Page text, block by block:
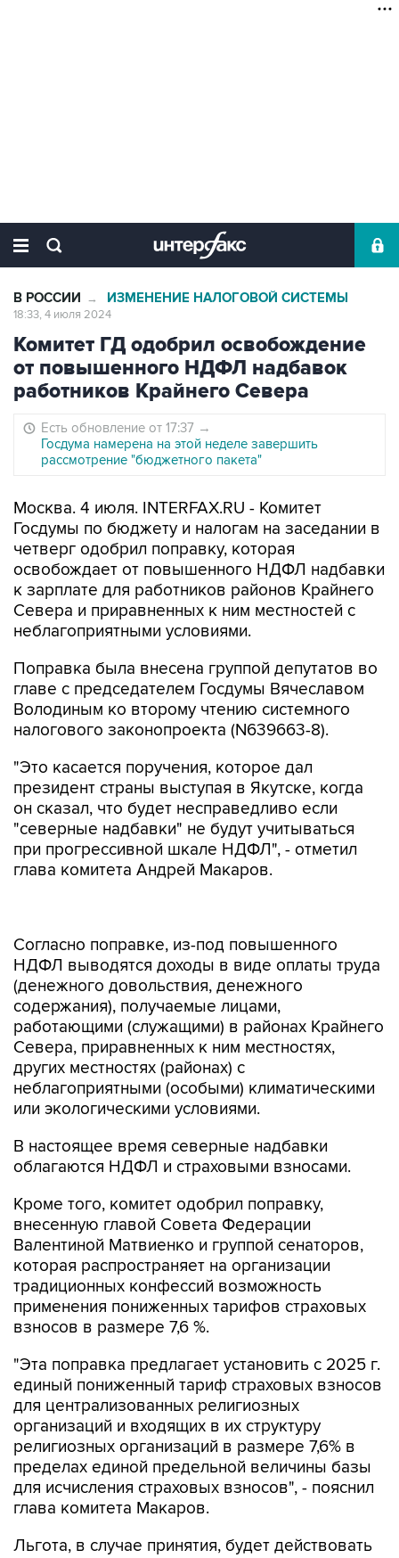
В РОССИИ → ИЗМЕНЕНИЕ НАЛОГОВОЙ СИСТЕМЫ
18:33, 4 июля 2024
Комитет ГД одобрил освобождение
от повышенного НДФЛ надбавок
работников Крайнего Севера
Есть обновление от 17:37 →
Госдума намерена на этой неделе завершить
рассмотрение "бюджетного пакета"
Москва. 4 июля. INTERFAX.RU - Комитет
Госдумы по бюджету и налогам на заседании в
четверг одобрил поправку, которая
освобождает от повышенного НДФЛ надбавки
к зарплате для работников районов Крайнего
Севера и приравненных к ним местностей с
неблагоприятными условиями.
Поправка была внесена группой депутатов во
главе с председателем Госдумы Вячеславом
Володиным ко второму чтению системного
налогового законопроекта (N639663-8).
"Это касается поручения, которое дал
президент страны выступая в Якутске, когда
он сказал, что будет несправедливо если
"северные надбавки" не будут учитываться
при прогрессивной шкале НДФЛ", - отметил
глава комитета Андрей Макаров.
(денежного довольствия, денежного
содержания), получаемые лицами,
работающими (служащими) в районах Крайнего
Севера, приравненных к ним местностях,
других местностях (районах) с
неблагоприятными (особыми) климатическими
или экологическими условиями.
В настоящее время северные надбавки
Кроме того, комитет одобрил поправку,
Валентиной Матвиенко и группой сенаторов,
которая распространяет на организации
традиционных конфессий возможность
применения пониженных тарифов страховых
взносов в размере 7,6 %.
"Эта поправка предлагает установить с 2025 г.
для централизованных религиозных
организаций и входящих в их структуру
религиозных организаций в размере 7,6% в
пределах единой предельной величины базы
для исчисления страховых взносов", - пояснил
глава комитета Макаров.
Льгота, в случае принятия, будет действовать